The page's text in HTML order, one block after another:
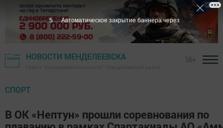
НОВОСТИ МЕНДЕЛЕЕВСКА
СПОРТ
В ОК «Нептун» прошли соревнования по
4 Автоматическое закрытие баннера через